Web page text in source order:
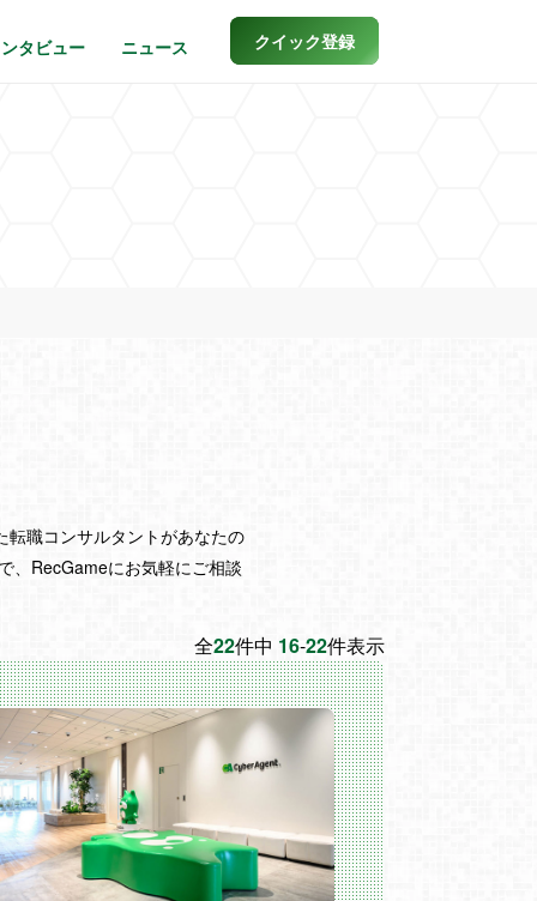
タビュー ニュース クイック登録
職コンサルタントがあなたの
、RecGameにお気軽にご相談
全22件中 16-22件表示